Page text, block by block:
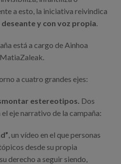
a esto, la iniciativa reivindica
y con voz propia
está a cargo de Ainhoa
a cuatro grandes ejes:
estereotipos. Dos
eje narrativo de la campaña:
, un vídeo en el que personas
desde su propia
derecho a seguir siendo,